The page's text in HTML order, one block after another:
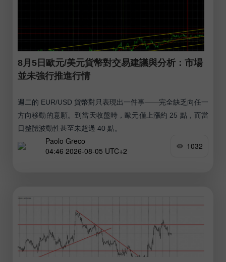
8月5日歐元/美元貨幣對交易建議與分析：市場
並未強行推進行情
週二的 EUR/USD 貨幣對只表現出一件事——完全缺乏向任一
方向移動的意願。到當天收盤時，歐元僅上漲約 25 點，而當
日整體波動性甚至未超過 40 點。
Paolo Greco
04:46 2026-08-05 UTC+2
1032